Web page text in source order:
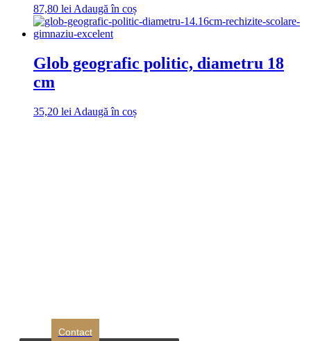
87,80 leiAdaugă în coș
Glob geografic politic, diametru 18
cm
35,20 lei Adaugă în coș
Contact